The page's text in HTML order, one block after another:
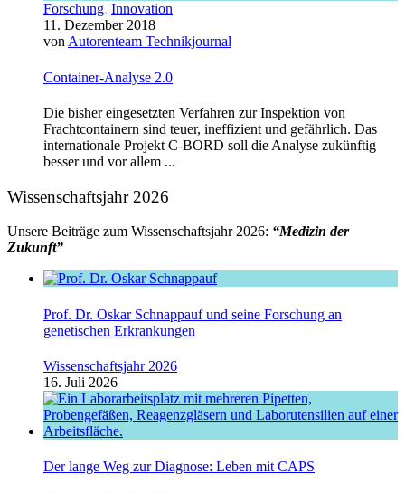
Forschung, Innovation
11. Dezember 2018
von Autorenteam Technikjournal
Container-Analyse 2.0
Die bisher eingesetzten Verfahren zur Inspektion von
Frachtcontainern sind teuer, ineffizient und gefährlich. Das
internationale Projekt C-BORD soll die Analyse zukünftig
besser und vor allem ...
Wissenschaftsjahr 2026
Unsere Beiträge zum Wissenschaftsjahr 2026: “Medizin der
Zukunft”
Prof. Dr. Oskar Schnappauf und seine Forschung an
genetischen Erkrankungen
Wissenschaftsjahr 2026
16. Juli 2026
Der lange Weg zur Diagnose: Leben mit CAPS